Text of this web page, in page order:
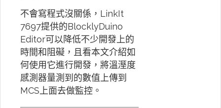
不會寫程式沒關係，LinkIt
7697提供的BlocklyDuino
Editor可以降低不少開發上的
時間和阻礙，且看本文介紹如
何使用它進行開發，將溫溼度
感測器量測到的數值上傳到
MCS上面去做監控。